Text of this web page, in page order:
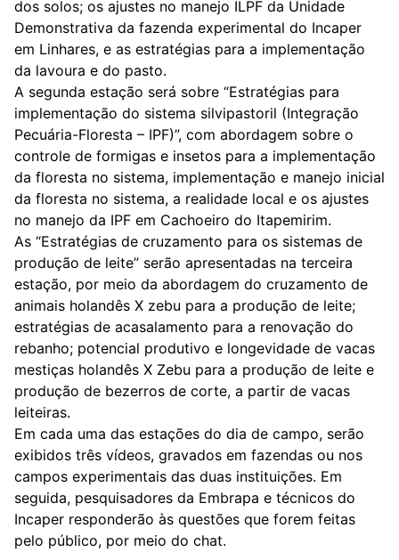
dos solos; os ajustes no manejo ILPF da Unidade
Demonstrativa da fazenda experimental do Incaper
em Linhares, e as estratégias para a implementação
da lavoura e do pasto.
A segunda estação será sobre “Estratégias para
implementação do sistema silvipastoril (Integração
Pecuária-Floresta – IPF)”, com abordagem sobre o
controle de formigas e insetos para a implementação
da floresta no sistema, implementação e manejo inicial
da floresta no sistema, a realidade local e os ajustes
no manejo da IPF em Cachoeiro do Itapemirim.
As “Estratégias de cruzamento para os sistemas de
produção de leite” serão apresentadas na terceira
estação, por meio da abordagem do cruzamento de
animais holandês X zebu para a produção de leite;
estratégias de acasalamento para a renovação do
rebanho; potencial produtivo e longevidade de vacas
mestiças holandês X Zebu para a produção de leite e
produção de bezerros de corte, a partir de vacas
leiteiras.
Em cada uma das estações do dia de campo, serão
exibidos três vídeos, gravados em fazendas ou nos
campos experimentais das duas instituições. Em
seguida, pesquisadores da Embrapa e técnicos do
Incaper responderão às questões que forem feitas
pelo público, por meio do chat.